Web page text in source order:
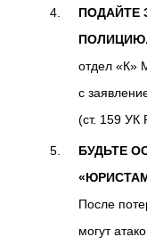
ПОДАЙТЕ
ПОЛИЦИЮ.
отдел «К»
с
(ст. 159 УК
БУДЬТЕ
После
могут